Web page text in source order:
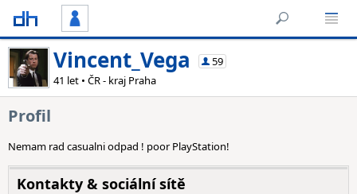
Vincent_Vega
59
41 let • ČR - kraj Praha
Profil
Nemam rad casualni odpad ! poor PlayStation!
Kontakty & sociální sítě